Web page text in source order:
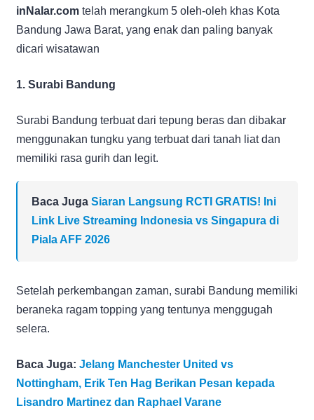
inNalar.com telah merangkum 5 oleh-oleh khas Kota
Bandung Jawa Barat, yang enak dan paling banyak
dicari wisatawan
1. Surabi Bandung
Surabi Bandung terbuat dari tepung beras dan dibakar
menggunakan tungku yang terbuat dari tanah liat dan
memiliki rasa gurih dan legit.
Baca Juga Siaran Langsung RCTI GRATIS! Ini
Link Live Streaming Indonesia vs Singapura di
Piala AFF 2026
Setelah perkembangan zaman, surabi Bandung memiliki
beraneka ragam topping yang tentunya menggugah
selera.
Baca Juga: Jelang Manchester United vs
Nottingham, Erik Ten Hag Berikan Pesan kepada
Lisandro Martinez dan Raphael Varane